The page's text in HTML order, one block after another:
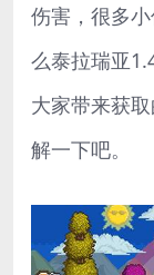
伤害，很多
么泰拉瑞亚
大家带来获
解一下吧。